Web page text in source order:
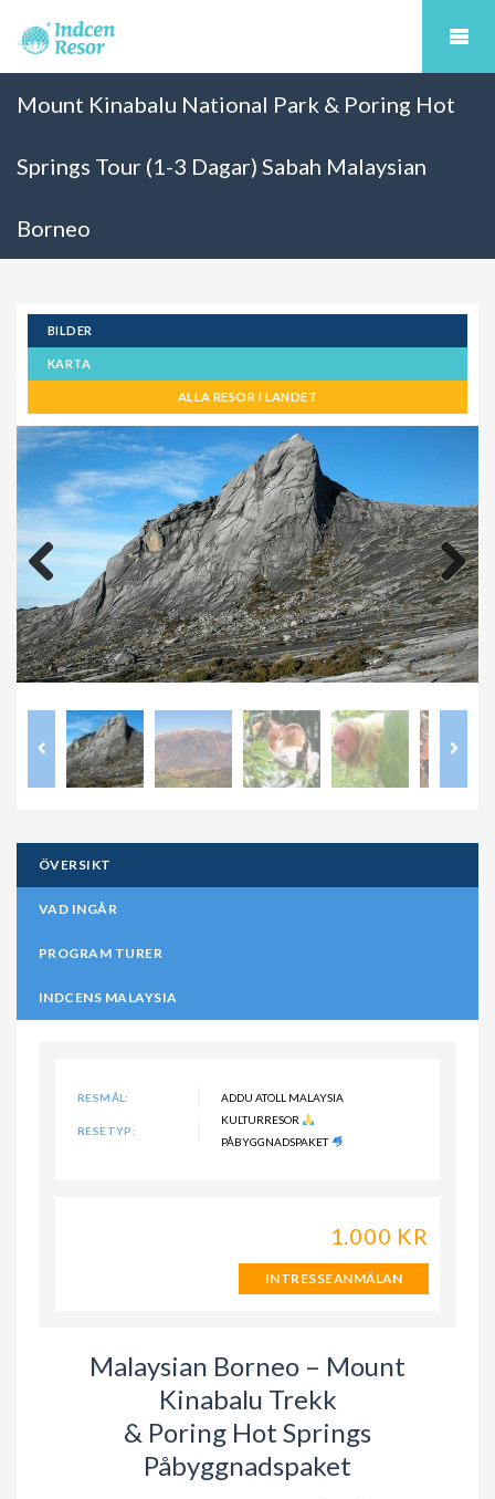
Mount Kinabalu National Park & Poring Hot
Springs Tour (1-3 Dagar) Sabah Malaysian
Borneo
BILDER
KARTA
ALLA RESOR I LANDET
Previous Next
ÖVERSIKT
VAD INGÅR
PROGRAM TURER
INDCENS MALAYSIA
RESMÅL: ADDU ATOLL MALAYSIA
RESETYP:
KULTURRESOR
PÅBYGGNADSPAKET
1.000 KR
INTRESSEANMÄLAN
Malaysian Borneo – Mount
Kinabalu Trekk
& Poring Hot Springs
Påbyggnadspaket